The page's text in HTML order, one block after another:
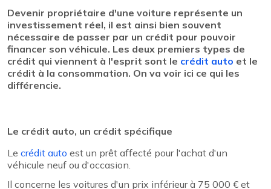
Devenir propriétaire d'une voiture représente un
investissement réel, il est ainsi bien souvent
nécessaire de passer par un crédit pour pouvoir
financer son véhicule. Les deux premiers types de
crédit qui viennent à l'esprit sont le crédit auto et le
crédit à la consommation. On va voir ici ce qui les
différencie.
Le crédit auto, un crédit spécifique
Le crédit auto est un prêt affecté pour l'achat d'un
véhicule neuf ou d'occasion.
Il concerne les voitures d'un prix inférieur à 75 000 € et